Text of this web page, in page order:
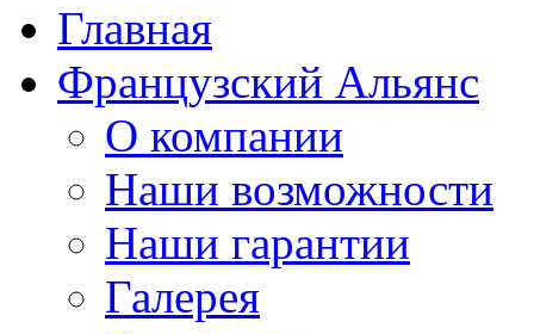
Главная
Французский Альянс
О компании
Наши возможности
Наши гарантии
Галерея